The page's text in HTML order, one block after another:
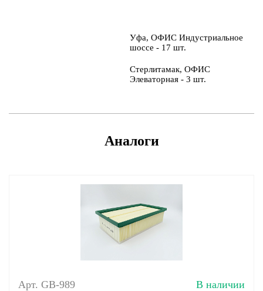
Уфа, ОФИС Индустриальное
шоссе - 17 шт.
Стерлитамак, ОФИС
Элеваторная - 3 шт.
Аналоги
Арт. GB-989 В наличии